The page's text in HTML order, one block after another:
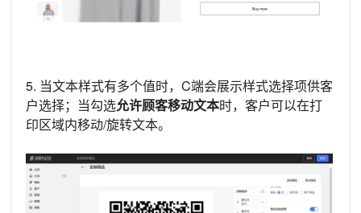
5. 当文本样式有多个值时，C端会展示样式选择项供客
户选择；当勾选允许顾客移动文本时，客户可以在打
印区域内移动/旋转文本。